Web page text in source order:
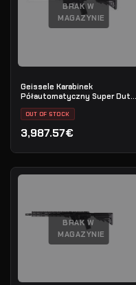
BRAK W
MAGAZYNIE
Geissele Karabinek
Półautomatyczny Super Duty
11.5" 5.56MM - Black
OUT OF STOCK
3,987.57€
BRAK W
MAGAZYNIE